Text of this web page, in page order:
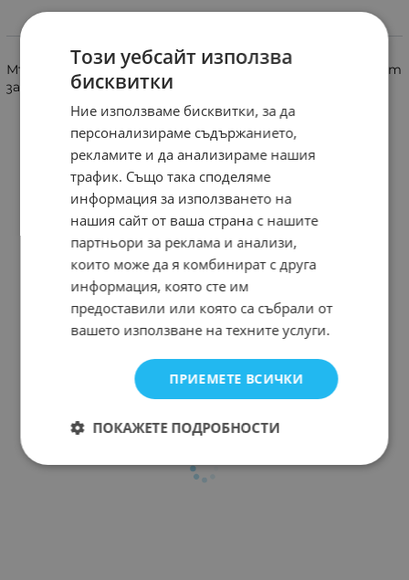
Мъжки куплунг, съединител с 5 извода с растер 3.96mm
за номинално напрежение 250V и номинален ток 7A.
Този уебсайт използва
бисквитки
Ние използваме бисквитки, за да
персонализираме съдържанието,
рекламите и да анализираме нашия
трафик. Също така споделяме
информация за използването на
нашия сайт от ваша страна с нашите
партньори за реклама и анализи,
които може да я комбинират с друга
информация, която сте им
предоставили или която са събрали от
вашето използване на техните услуги.
ПРИЕМЕТЕ ВСИЧКИ
ПОКАЖЕТЕ ПОДРОБНОСТИ